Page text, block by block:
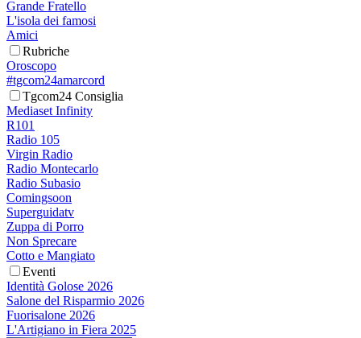
Grande Fratello
L'isola dei famosi
Amici
Rubriche
Oroscopo
#tgcom24amarcord
Tgcom24 Consiglia
Mediaset Infinity
R101
Radio 105
Virgin Radio
Radio Montecarlo
Radio Subasio
Comingsoon
Superguidatv
Zuppa di Porro
Non Sprecare
Cotto e Mangiato
Eventi
Identità Golose 2026
Salone del Risparmio 2026
Fuorisalone 2026
L'Artigiano in Fiera 2025